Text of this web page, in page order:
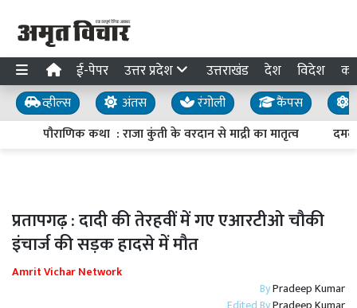
ई-पेपर उत्तर प्रदेश उत्तराखंड देश विदेश
व्हील्स अंतस रंगोली कैंपस
पौराणिक कथा : राजा कुंती के वरदान से माद्री का मातृत्व
प्रतापगढ़ : दादी की तेरहवीं में गए एआरटीओ चौकी
इंचार्ज की सड़क हादसे में मौत
Amrit Vichar Network
ByPradeep Kumar